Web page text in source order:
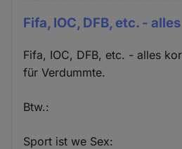
Fifa, IOC, DFB, etc. - alles
Fifa, IOC, DFB, etc. - alles
für Verdummte.
Btw.:
Sport ist we Sex: